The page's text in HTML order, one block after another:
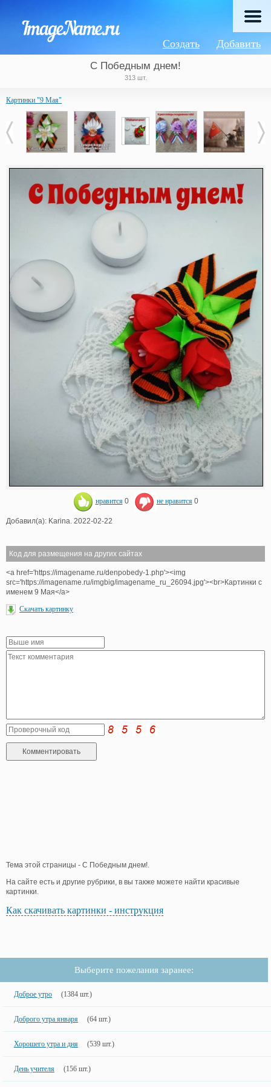
Добавить
Создать
С Победным днем!
313 шт.
Картинки "9 Мая"
нравится 0 не нравится 0
Добавил(а): Karina. 2022-02-22
Код для размещения на других сайтах
<a href='https://imagename.ru/denpobedy-1.php'><img
src='https://imagename.ru/imgbig/imagename_ru_26094.jpg'><br>Картинки с
именем 9 Мая</a>
Скачать картинку
Тема этой страницы - С Победным днем!.
На сайте есть и другие рубрики, в вы также можете найти красивые
картинки.
Как скачивать картинки - инструкция
Выберите пожелания заранее:
Доброе утро (1384 шт.)
Доброго утра января (64 шт.)
Хорошего утра и дня (539 шт.)
День учителя (156 шт.)